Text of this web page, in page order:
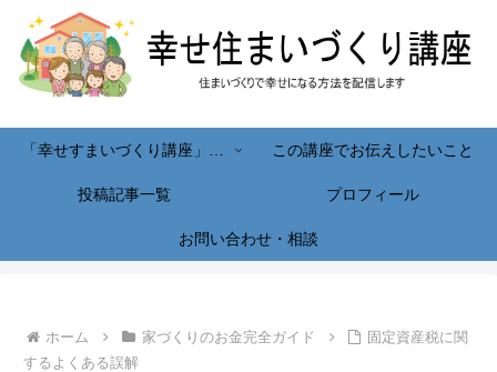
この講座でお伝えしたいこと
投稿記事一覧 プロフィール
お問い合わせ・相談
ホーム 家づくりのお金完全ガイド
固定資産税に関
するよくある誤解